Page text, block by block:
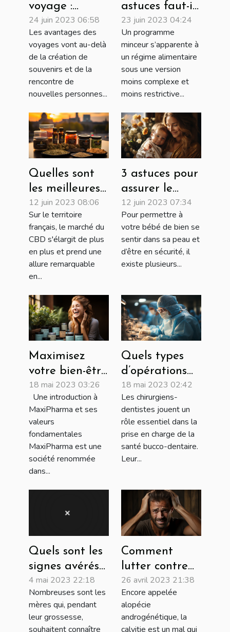
voyage :
Meilleurs
façons dont
voyager peut-
être bénéfique
pour votre
santé mentale
24 juin 2023 06:58
Les avantages des
voyages vont au-delà
de la création de
souvenirs et de la
rencontre de
nouvelles personnes...
astuces faut-il
utiliser pour
choisir un bon
programme
minceur ?
23 juin 2023 04:24
Un programme
minceur s’apparente à
un régime alimentaire
sous une version
moins complexe et
moins restrictive...
Quelles sont
les meilleures
plateformes
pour se
procurer du
CBD en France
?
12 juin 2023 08:06
Sur le territoire
français, le marché du
CBD s'élargit de plus
en plus et prend une
allure remarquable
en...
3 astuces pour
assurer le
bien-être de
votre nouveau-
né
12 juin 2023 07:34
Pour permettre à
votre bébé de bien se
sentir dans sa peau et
d’être en sécurité, il
existe plusieurs...
Maximisez
votre bien-être
avec les
produits
MaxiPharma
18 mai 2023 03:26
Une introduction à
MaxiPharma et ses
valeurs
fondamentales
MaxiPharma est une
société renommée
dans...
Quels types
d’opérations
peut effectuer
un chirurgien-
dentiste ?
18 mai 2023 02:42
Les chirurgiens-
dentistes jouent un
rôle essentiel dans la
prise en charge de la
santé bucco-dentaire.
Leur...
Quels sont les
signes avérés
qui
déterminent le
sexe d’un bébé
?
4 mai 2023 22:18
Nombreuses sont les
mères qui, pendant
leur grossesse,
souhaitent connaître
Comment
lutter contre
la calvitie ?
26 avril 2023 21:38
Encore appelée
alopécie
androgénétique, la
calvitie est un mal qui